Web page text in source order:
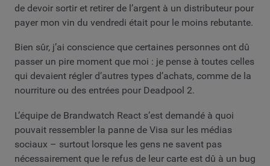
de devoir sortir et retirer de l’argent à un distributeur pour
payer mon vin du vendredi était pour le moins rebutante.
Bien sûr, j’ai conscience que certaines personnes ont dû
passer un pire moment que moi : je pense à toutes celles
qui devaient régler d’autres types d’achats, comme de la
nourriture ou des entrées pour Deadpool 2.
L’équipe de Brandwatch React s’est demandé à quoi
pouvait ressembler la panne de Visa sur les médias
sociaux – surtout lorsque les gens ne savent pas
nécessairement que le refus de leur carte est dû à un bug